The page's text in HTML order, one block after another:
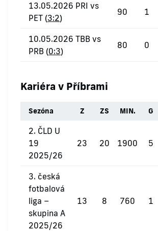
13.05.2026 PRI vs
PET (3:2)
90 1
10.05.2026 TBB vs
PRB (0:3)
80 0
Kariéra v Příbrami
Sezóna Z ZS MIN. G
2. ČLD U
19
2025/26
23 20 1900 5
3. česká
fotbalová
liga –
skupina A
2025/26
13 8 760 1